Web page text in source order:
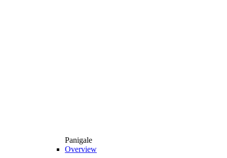
Panigale
Overview